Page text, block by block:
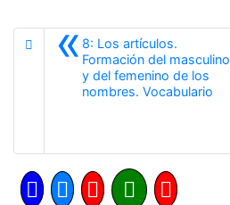
«8: Los artículos.
Formación del masculino
y del femenino de los
nombres. Vocabulario